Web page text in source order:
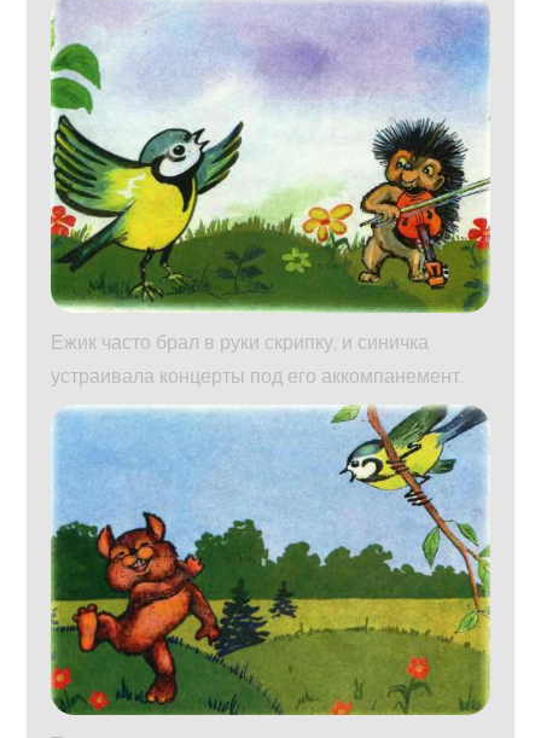
Ежик часто брал в руки скрипку, и синичка
устраивала концерты под его аккомпанемент.